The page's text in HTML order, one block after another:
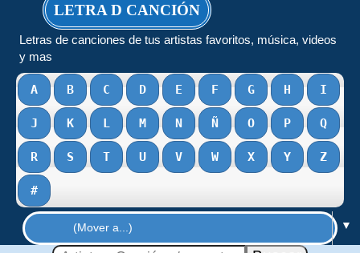
LETRA D CANCIÓN
Letras de canciones de tus artistas favoritos, música, videos
y mas
A B C D E F G H I
J K L M N Ñ O P Q
R S T U V W X Y Z
#
▼